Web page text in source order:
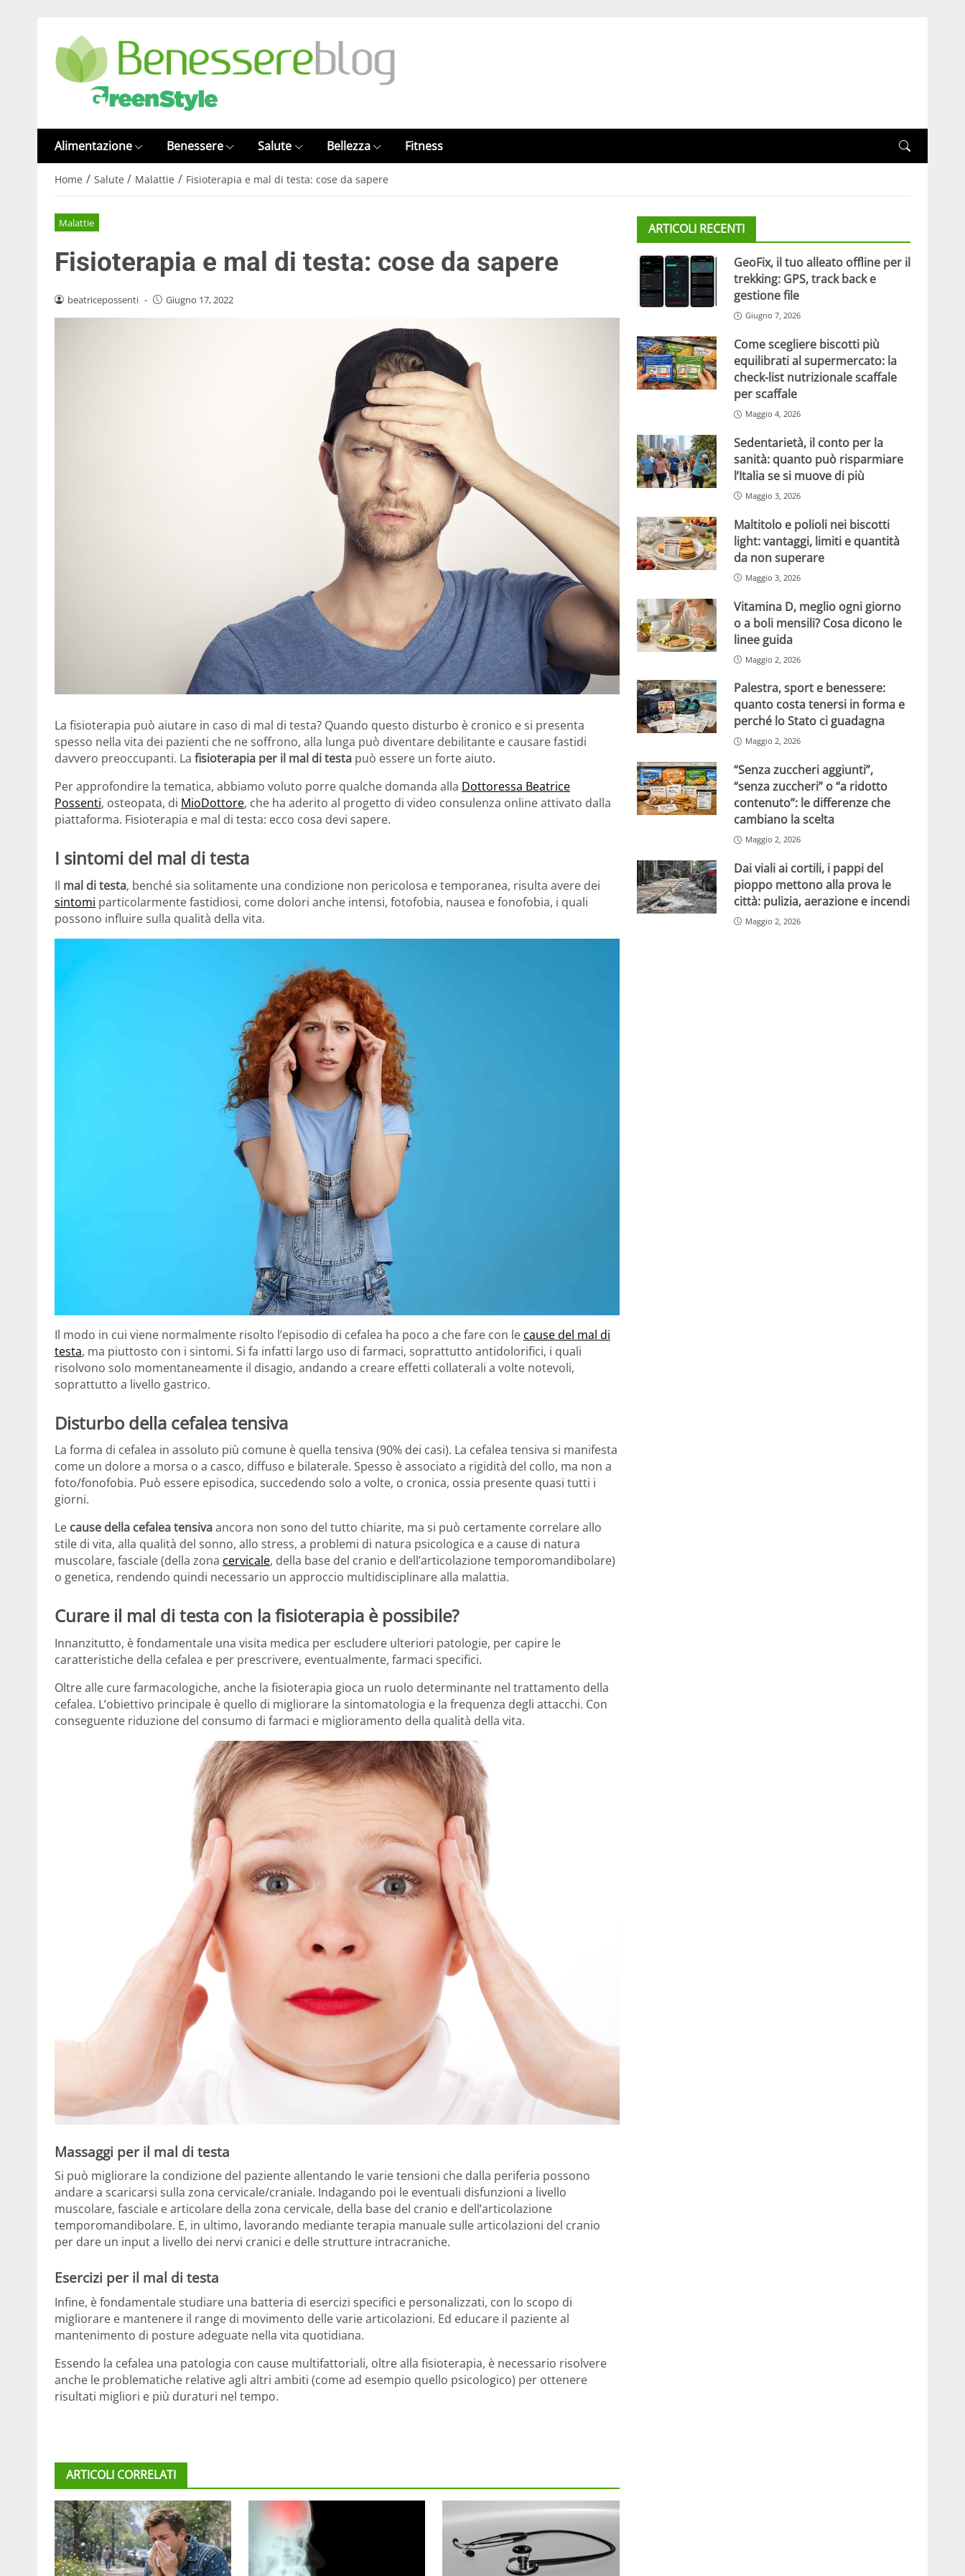
Alimentazione Benessere Salute Bellezza Fitness
Home / Salute / Malattie / Fisioterapia e mal di testa: cose da sapere
Malattie
Fisioterapia e mal di testa: cose da sapere
beatricepossenti - Giugno 17, 2022
La fisioterapia può aiutare in caso di mal di testa? Quando questo disturbo è cronico e si presenta
spesso nella vita dei pazienti che ne soffrono, alla lunga può diventare debilitante e causare fastidi
davvero preoccupanti. La fisioterapia per il mal di testa può essere un forte aiuto.
Per approfondire la tematica, abbiamo voluto porre qualche domanda alla Dottoressa Beatrice
Possenti, osteopata, di MioDottore, che ha aderito al progetto di video consulenza online attivato dalla
piattaforma. Fisioterapia e mal di testa: ecco cosa devi sapere.
I sintomi del mal di testa
Il mal di testa, benché sia solitamente una condizione non pericolosa e temporanea, risulta avere dei
sintomi particolarmente fastidiosi, come dolori anche intensi, fotofobia, nausea e fonofobia, i quali
possono influire sulla qualità della vita.
Il modo in cui viene normalmente risolto l’episodio di cefalea ha poco a che fare con le cause del mal di
testa, ma piuttosto con i sintomi. Si fa infatti largo uso di farmaci, soprattutto antidolorifici, i quali
risolvono solo momentaneamente il disagio, andando a creare effetti collaterali a volte notevoli,
soprattutto a livello gastrico.
Disturbo della cefalea tensiva
La forma di cefalea in assoluto più comune è quella tensiva (90% dei casi). La cefalea tensiva si manifesta
come un dolore a morsa o a casco, diffuso e bilaterale. Spesso è associato a rigidità del collo, ma non a
foto/fonofobia. Può essere episodica, succedendo solo a volte, o cronica, ossia presente quasi tutti i
giorni.
Le cause della cefalea tensivaancora non sono del tutto chiarite, ma si può certamente correlare allo
stile di vita, alla qualità del sonno, allo stress, a problemi di natura psicologica e a cause di natura
muscolare, fasciale (della zona cervicale, della base del cranio e dell’articolazione temporomandibolare)
o genetica, rendendo quindi necessario un approccio multidisciplinare alla malattia.
Curare il mal di testa con la fisioterapia è possibile?
Innanzitutto, è fondamentale una visita medica per escludere ulteriori patologie, per capire le
caratteristiche della cefalea e per prescrivere, eventualmente, farmaci specifici.
Oltre alle cure farmacologiche, anche la fisioterapia gioca un ruolo determinante nel trattamento della
cefalea. L’obiettivo principale è quello di migliorare la sintomatologia e la frequenza degli attacchi. Con
conseguente riduzione del consumo di farmaci e miglioramento della qualità della vita.
Massaggi per il mal di testa
Si può migliorare la condizione del paziente allentando le varie tensioni che dalla periferia possono
andare a scaricarsi sulla zona cervicale/craniale. Indagando poi le eventuali disfunzioni a livello
muscolare, fasciale e articolare della zona cervicale, della base del cranio e dell’articolazione
temporomandibolare. E, in ultimo, lavorando mediante terapia manuale sulle articolazioni del cranio
per dare un input a livello dei nervi cranici e delle strutture intracraniche.
Esercizi per il mal di testa
Infine, è fondamentale studiare una batteria di esercizi specifici e personalizzati, con lo scopo di
migliorare e mantenere il range di movimento delle varie articolazioni. Ed educare il paziente al
mantenimento di posture adeguate nella vita quotidiana.
Essendo la cefalea una patologia con cause multifattoriali, oltre alla fisioterapia, è necessario risolvere
anche le problematiche relative agli altri ambiti (come ad esempio quello psicologico) per ottenere
risultati migliori e più duraturi nel tempo.
ARTICOLI CORRELATI
ARTICOLI RECENTI
GeoFix, il tuo alleato offline per il
trekking: GPS, track back e
gestione file
Giugno 7, 2026
Come scegliere biscotti più
equilibrati al supermercato: la
check-list nutrizionale scaffale
per scaffale
Maggio 4, 2026
Sedentarietà, il conto per la
sanità: quanto può risparmiare
l’Italia se si muove di più
Maggio 3, 2026
Maltitolo e polioli nei biscotti
light: vantaggi, limiti e quantità
da non superare
Maggio 3, 2026
Vitamina D, meglio ogni giorno
o a boli mensili? Cosa dicono le
linee guida
Maggio 2, 2026
Palestra, sport e benessere:
quanto costa tenersi in forma e
perché lo Stato ci guadagna
Maggio 2, 2026
“Senza zuccheri aggiunti”,
“senza zuccheri” o “a ridotto
contenuto”: le differenze che
cambiano la scelta
Maggio 2, 2026
Dai viali ai cortili, i pappi del
pioppo mettono alla prova le
città: pulizia, aerazione e incendi
Maggio 2, 2026